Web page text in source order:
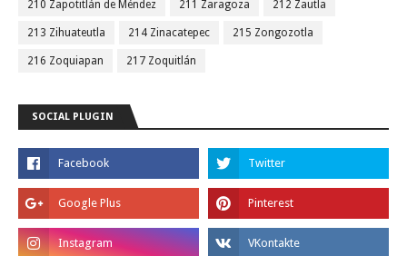
210 Zapotitlán de Méndez 211 Zaragoza 212 Zautla
213 Zihuateutla 214 Zinacatepec 215 Zongozotla
216 Zoquiapan 217 Zoquitlán
SOCIAL PLUGIN